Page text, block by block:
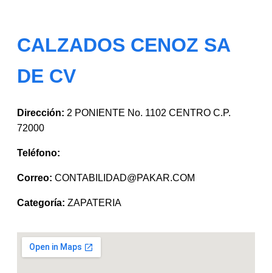
CALZADOS CENOZ SA
DE CV
Dirección: 2 PONIENTE No. 1102 CENTRO C.P.
72000
Teléfono:
Correo: CONTABILIDAD@PAKAR.COM
Categoría: ZAPATERIA